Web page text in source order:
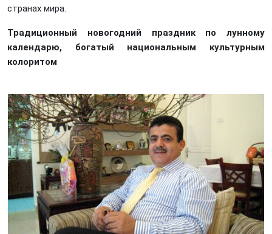
странах мира.
Традиционный новогодний праздник по лунному
календарю, богатый национальным культурным
колоритом